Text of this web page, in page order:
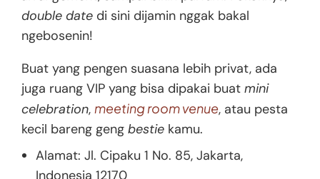
double date di sini dijamin nggak bakal
ngebosenin!
Buat yang pengen suasana lebih privat, ada
juga ruang VIP yang bisa dipakai buat mini
celebration, meeting room venue, atau pesta
kecil bareng geng bestie kamu.
Alamat: Jl. Cipaku 1 No. 85, Jakarta,